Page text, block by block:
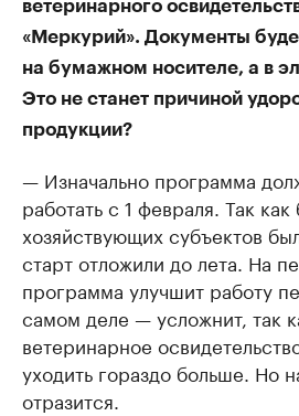
ветеринарного
«Меркурий». Документы
на бумажном носителе, а в
Это не станет причиной
продукции?
— Изначально программа
работать с 1 февраля. Так
хозяйствующих субъектов
старт отложили до лета. На
программа улучшит работу
самом деле — усложнит, так
ветеринарное
уходить гораздо больше. Но
отразится.